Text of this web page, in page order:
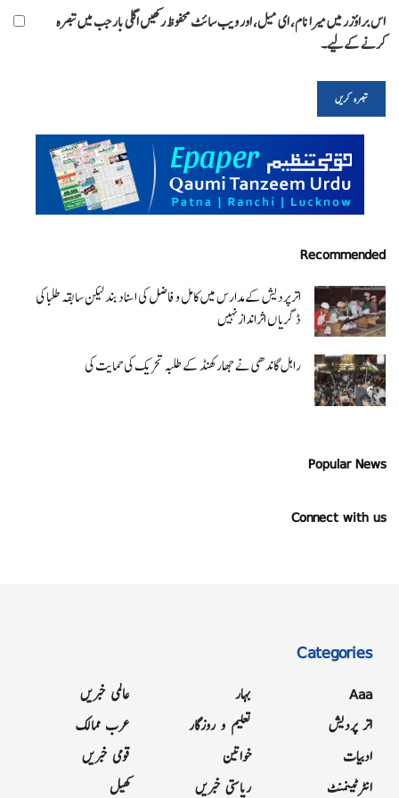
اس براؤزر میں میرا نام، ای میل، اور ویب سائٹ محفوظ رکھیں اگلی بار جب میں تبصرہ
کرنے کےلیے۔
Recommended
اتر پردیش کےمدارس میں کامل و فاضل کی اسناد بند لیکن سابقہ طلبا کی
ڈگریا ں اثرانداز نہیں
راہل گاندھی نے جھارکھنڈ کے طلبہ تحریک کی حمایت کی
Popular News
Connect with us
Categories
Aaa
اتر پردیش
ادبیات
انٹرٹینمنٹ
بہار
تعلیم و روزگار
خواتین
ریاستی خبریں
عالمی خبریں
عرب ممالک
قومی خبریں
کھیل